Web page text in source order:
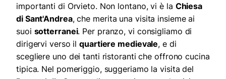
importanti di Orvieto. Non lontano, vi è la Chiesa
di Sant'Andrea, che merita una visita insieme ai
suoi sotterranei. Per pranzo, vi consigliamo di
dirigervi verso ilquartiere medievale, e di
scegliere uno dei tanti ristoranti che offrono cucina
tipica. Nel pomeriggio, suggeriamo la visita del